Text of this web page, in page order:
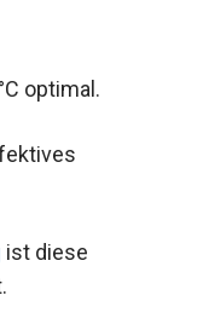
optimal.
ist diese